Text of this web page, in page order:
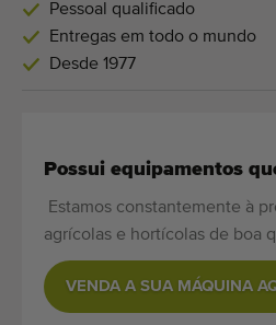
Pessoal qualificado
Entregas em todo o mundo
Desde 1977
Possui equipamentos
Estamos constantemente à
agrícolas e hortícolas de boa
VENDA A SUA MÁQUINA